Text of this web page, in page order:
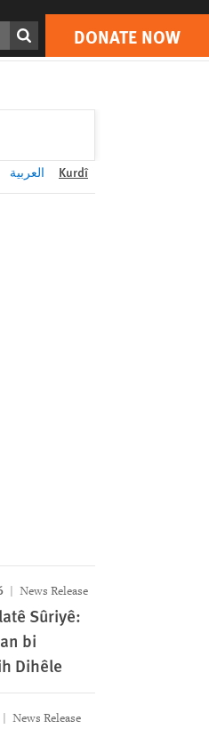
DONATE NOW
DONATE NOW
العربية Kurdî
News Release
Sûriyê:
bi
Dihêle
News Release